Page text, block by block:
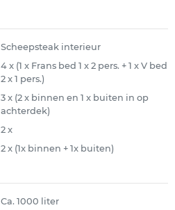
Scheepsteak interieur
4 x (1 x Frans bed 1 x 2 pers. + 1 x V bed
2 x 1 pers.)
3 x (2 x binnen en 1 x buiten in op
achterdek)
2 x
2 x (1x binnen + 1x buiten)
Ca. 1000 liter